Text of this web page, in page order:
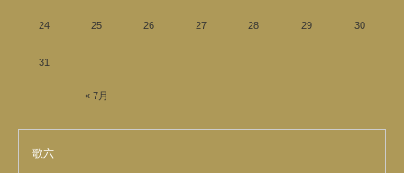
« 7月
24 25 26 27 28 29 30
31
歌六